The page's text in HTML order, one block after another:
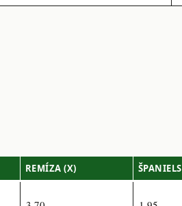
REMÍZA (X)